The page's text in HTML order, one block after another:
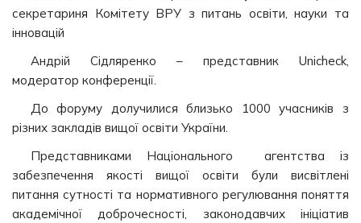
секретариня Комітету ВРУ з питань освіти, науки та
інновацій
Андрій Сідляренко – представник Unicheck,
модератор конференції.
До форуму долучилися близько 1000 учасників з
різних закладів вищої освіти України.
Представниками Національного агентства із
забезпечення якості вищої освіти були висвітлені
питання сутності та нормативного регулювання поняття
академічної доброчесності, законодавчих ініціатив